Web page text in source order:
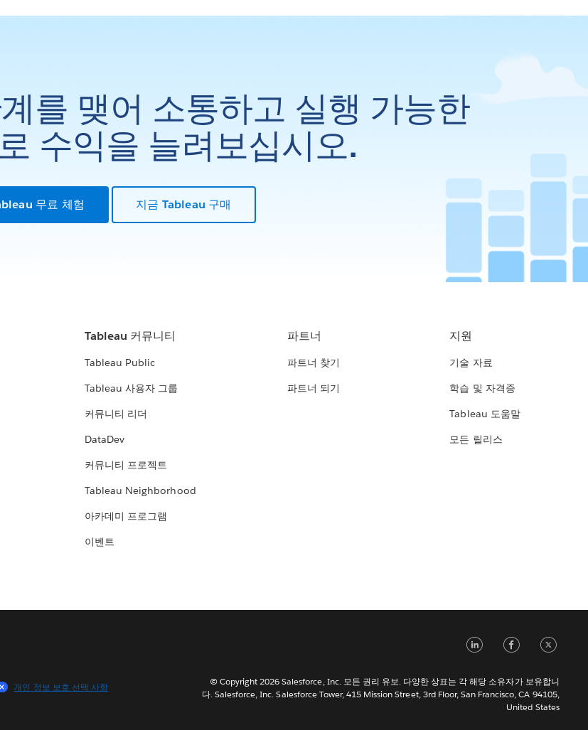
를 맺어 소통하고 실행 가능한
수익을 늘려보십시오.
무료 체험 지금 Tableau 구매
Tableau 커뮤니티
Tableau Public
Tableau 사용자 그룹
커뮤니티 리더
DataDev
커뮤니티 프로젝트
Tableau Neighborhood
아카데미 프로그램
이벤트
파트너
파트너 찾기
파트너 되기
지원
기술 자료
학습 및 자격증
Tableau 도움말
모든 릴리스
개인 정보 보호 선택 사항
LinkedIn
© Copyright 2026 Salesforce, Inc. 모든 권리 유보. 다양한 상표는 각 해당 소유자가 보유합니
다. Salesforce, Inc. Salesforce Tower, 415 Mission Street, 3rd Floor, San Francisco, CA 94105,
United States